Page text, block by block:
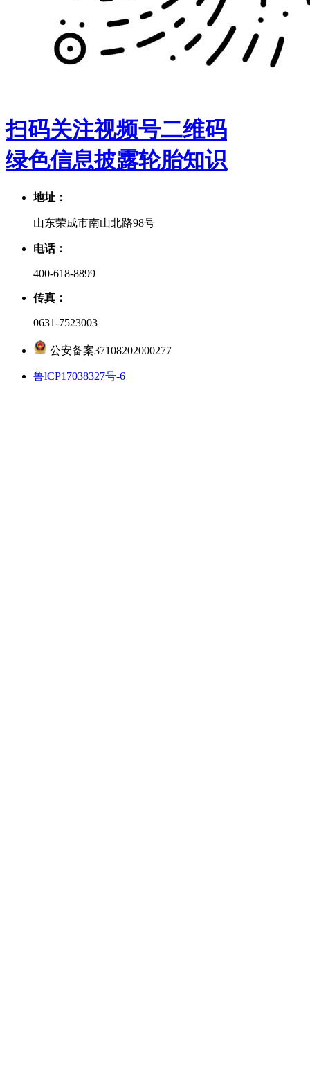
扫码关注视频号二维码
绿色信息披露轮胎知识
地址：
山东荣成市南山北路98号
电话：
400-618-8899
传真：
0631-7523003
公安备案37108202000277
鲁lCP17038327号-6